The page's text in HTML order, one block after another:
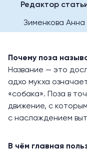
Редактор
Зименкова Анна
Почему поза
Название — это
адхо мукха
«собака». Поза в
движение, с
с наслаждением
В чём главная